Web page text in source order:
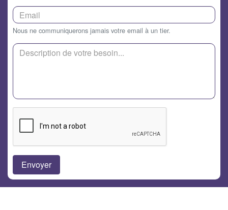
Nous ne communiquerons jamais votre email à un tier.